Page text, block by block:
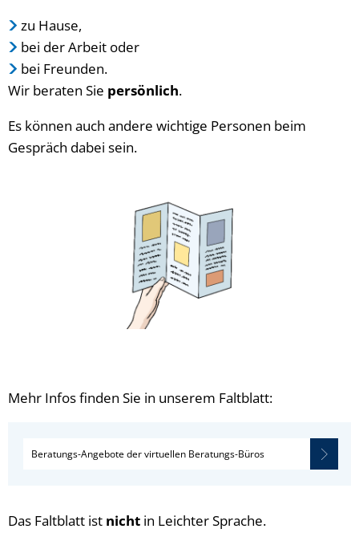
zu Hause,
bei der Arbeit oder
bei Freunden.
Wir beraten Sie persönlich.
Es können auch andere wichtige Personen beim
Gespräch dabei sein.
Mehr Infos finden Sie in unserem Faltblatt:
Beratungs-Angebote der virtuellen Beratungs-Büros
Das Faltblatt ist nicht in Leichter Sprache.